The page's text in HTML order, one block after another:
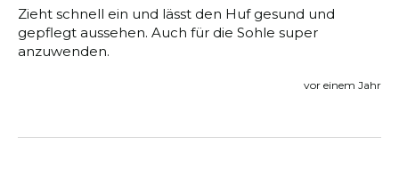
Zieht schnell ein und lässt den Huf gesund und
gepflegt aussehen. Auch für die Sohle super
anzuwenden.
vor einem Jahr